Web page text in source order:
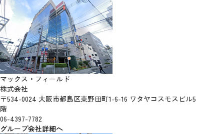
マックス・フィールド
株式会社
〒534-0024 大阪市都島区東野田町1-6-16 ワタヤコスモスビル5
階
06-4397-7782
グループ会社詳細へ